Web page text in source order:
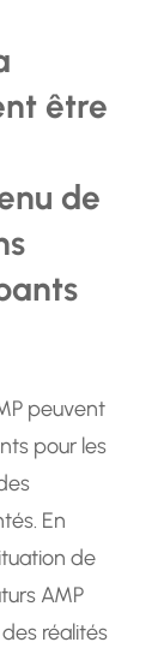
être
de
peuvent
pour les
En
de
AMP
réalités